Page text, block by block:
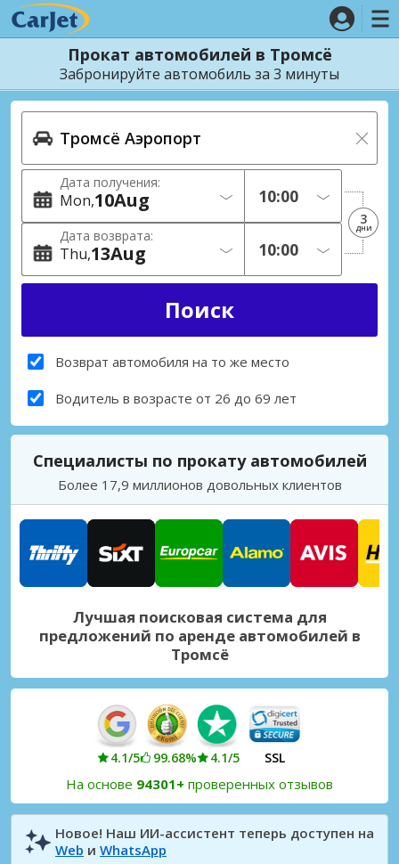
Прокат автомобилей в Тромсё
Забронируйте автомобиль за 3 минуты
Дата получения:
Mon 10Aug
Дата возврата:
Thu 13Aug
3
дни
Возврат автомобиля на то же место
Водитель в возрасте от 26 до 69 лет
Специалисты по прокату автомобилей
Более 17,9 миллионов довольных клиентов
Лучшая поисковая система для
предложений по аренде автомобилей в
Тромсё
4.1/5 99.68% 4.1/5 SSL
На основе 94301+ проверенных отзывов
Новое! Наш ИИ-ассистент теперь доступен на
Web и WhatsApp